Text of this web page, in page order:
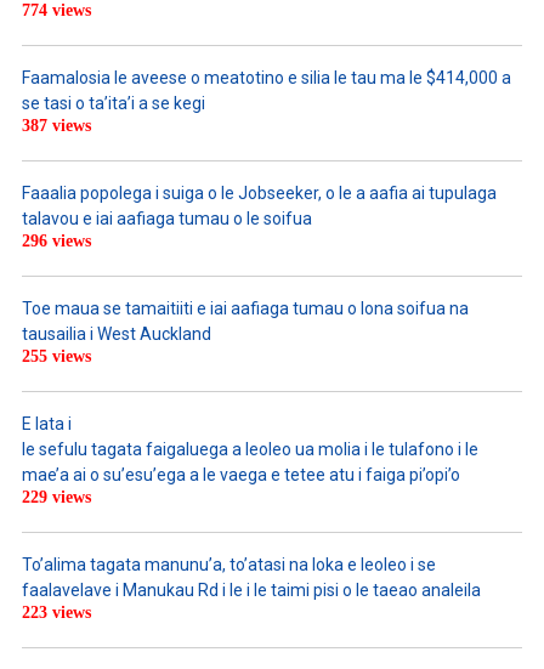
774 views
Faamalosia le aveese o meatotino e silia le tau ma le $414,000 a
se tasi o ta’ita’i a se kegi
387 views
Faaalia popolega i suiga o le Jobseeker, o le a aafia ai tupulaga
talavou e iai aafiaga tumau o le soifua
296 views
Toe maua se tamaitiiti e iai aafiaga tumau o lona soifua na
tausailia i West Auckland
255 views
E lata i
le sefulu tagata faigaluega a leoleo ua molia i le tulafono i le
mae’a ai o su’esu’ega a le vaega e tetee atu i faiga pi’opi’o
229 views
To’alima tagata manunu’a, to’atasi na loka e leoleo i se
faalavelave i Manukau Rd i le i le taimi pisi o le taeao analeila
223 views